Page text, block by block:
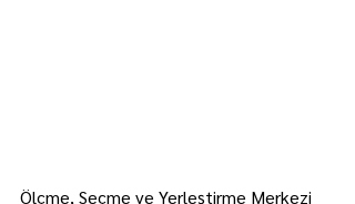
Ölçme, Seçme ve Yerleştirme Merkezi